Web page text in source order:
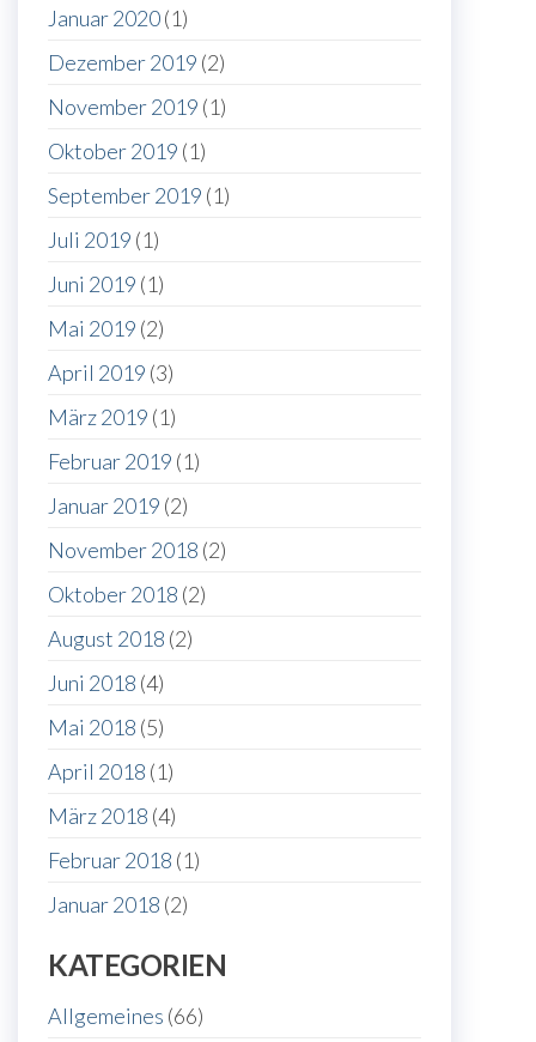
Januar 2020(1)
Dezember 2019 (2)
November 2019 (1)
Oktober 2019 (1)
September 2019 (1)
Juli 2019 (1)
Juni 2019 (1)
Mai 2019 (2)
April 2019 (3)
März 2019 (1)
Februar 2019 (1)
Januar 2019 (2)
November 2018 (2)
Oktober 2018 (2)
August 2018 (2)
Juni 2018 (4)
Mai 2018 (5)
April 2018 (1)
März 2018 (4)
Februar 2018 (1)
Januar 2018 (2)
KATEGORIEN
Allgemeines (66)